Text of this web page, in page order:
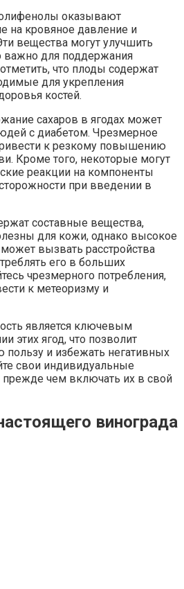
оказывают
на кровяное давление и
вещества могут улучшить
важно для поддержания
что плоды содержат
для укрепления
костей.
сахаров в ягодах может
с диабетом. Чрезмерное
к резкому повышению
Кроме того, некоторые могут
реакции на компоненты
при введении в
составные вещества,
для кожи, однако высокое
вызвать расстройства
его в больших
чрезмерного потребления,
к метеоризму и
является ключевым
этих ягод, что позволит
и избежать негативных
свои индивидуальные
прежде чем включать их в свой
винограда